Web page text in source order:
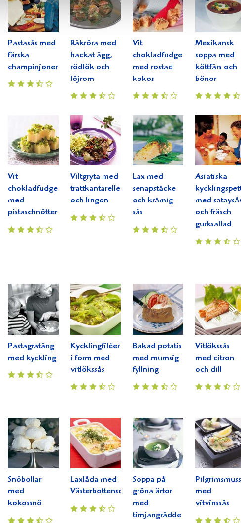
Pastasås med
färska
champinjoner
Räkröra med
hackat ägg,
rödlök och
löjrom
Vit
chokladfudge
med rostad
kokos
Mexikansk
soppa med
köttfärs och
bönor
Vit
chokladfudge
med
pistaschnötter
Viltgryta med
trattkantareller
och lingon
Lax med
senapstäcke
och krämig
sås
Asiatiska
med
och fräsch
gurksallad
Pastagratäng
med kyckling
Kycklingfiléer
i form med
vitlökssås
Bakad potatis
med mumsig
fyllning
Vitlökssås
med citron
och dill
Snöbollar
med
kokossnö
Laxlåda med
Västerbottensost®
Soppa på
gröna ärtor
med
timjangrädde
med
vitvinssås